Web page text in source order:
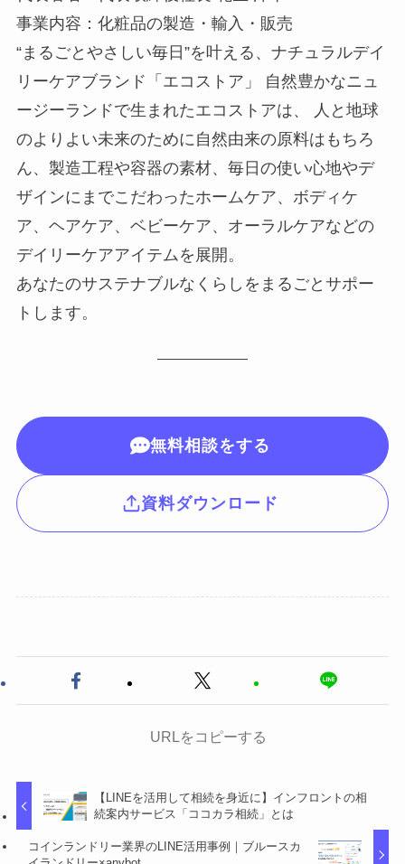
事業内容：化粧品の製造・輸入・販売
“まるごとやさしい毎日”を叶える、ナチュラルデイ
リーケアブランド「エコストア」 自然豊かなニュ
ージーランドで生まれたエコストアは、 人と地球
のよりよい未来のために自然由来の原料はもちろ
ん、製造工程や容器の素材、毎日の使い心地やデ
ザインにまでこだわったホームケア、ボディケ
ア、ヘアケア、ベビーケア、オーラルケアなどの
デイリーケアアイテムを展開。
あなたのサステナブルなくらしをまるごとサポー
トします。
無料相談をする
資料ダウンロード
URLをコピーする
【LINEを活用して相続を身近に】インフロントの相
続案内サービス「ココカラ相続」とは
コインランドリー業界のLINE活用事例｜ブルースカ